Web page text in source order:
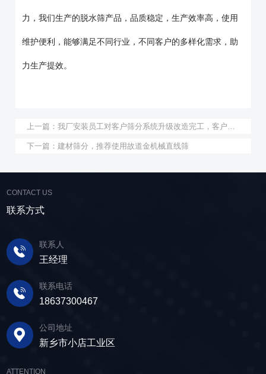
力，我们生产的脱水筛产品，品质稳定，生产效率高，使用
维护便利，能够满足不同行业，不同客户的多样化需求，助
力生产提效。
上一篇：我厂安装员工对客户筛分系统升级改造完工，客户很满意，我们也很高兴！
下一篇： 建材筛分，推荐使用故道金机械直线筛
CONTACT US
联系方式
联系人
王经理
联系电话
18637300467
公司地址
新乡市小店工业区
ATTENTION